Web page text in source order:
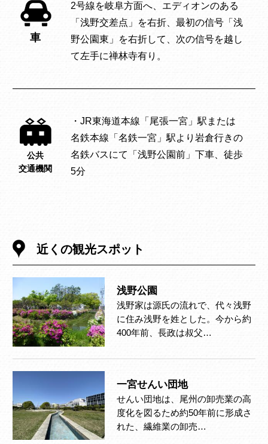
車
2号線を岐阜方面へ、エディオンのある
「浅野交差点」を右折、最初の信号「浅
野公園東」を右折して、次の信号を越し
て左手に禅林寺有り。
公共
交通機関
・JR東海道本線「尾張一宮」駅または
名鉄本線「名鉄一宮」駅より岩倉行きの
名鉄バスにて「浅野公園前」下車、徒歩
5分
近くの観光スポット
浅野公園
浅野家は源氏の流れで、代々浅野
に住み浅野を姓とした。今から約
400年前、長政は叔父…
一宮せんい団地
せんい団地は、尾州の卸売業の高
度化を図るため約50年前に形成さ
れた、繊維業の卸売…